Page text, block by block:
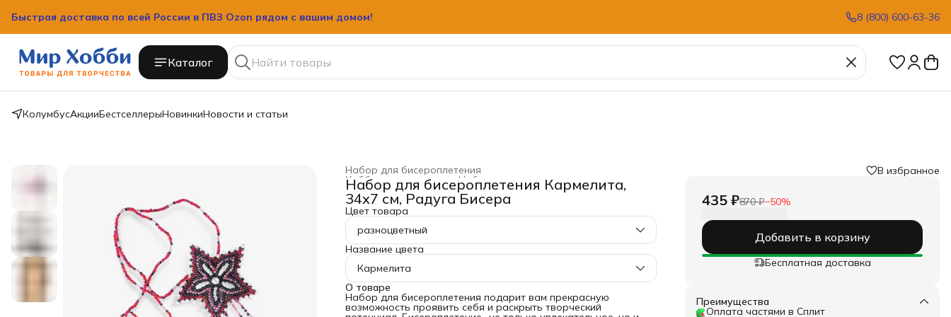
8 (800) 600-63-36
Каталог
КолумбусАкцииБестселлерыНовинкиНовости и статьи
Набор для бисероплетения
Набор для рукоделия, творчества
Хобби и творчество ›
Главная ›
Набор для бисероплетения Кармелита,
34x7 см, Радуга Бисера
Цвет товара
разноцветный
Название цвета
Кармелита
О товаре
Набор для бисероплетения подарит вам прекрасную
возможность проявить себя и раскрыть творческий
В избранное
435 ₽870 ₽−50%
Добавить в корзину
Бесплатная доставка
Преимущества
Оплата частями в Сплит